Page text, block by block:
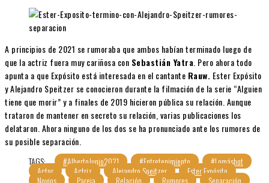
A principios de 2021 se rumoraba que ambos habían terminado luego de
que la actriz fuera muy cariñosa con Sebastián Yatra. Pero ahora todo
apunta a que Expósito está interesada en el cantante Rauw. Ester Expósito
y Alejandro Speitzer se conocieron durante la filmación de la serie “Alguien
tiene que morir” y a finales de 2019 hicieron pública su relación. Aunque
trataron de mantener en secreto su relación, varias publicaciones los
delataron. Ahora ninguno de los dos se ha pronunciado ante los rumores de
su posible separación.
TAGS:
#AlbertoJunio2021 #Entretenimiento #Lomáshot
Actor Actriz Alejandro Speitzer Ester Expósito